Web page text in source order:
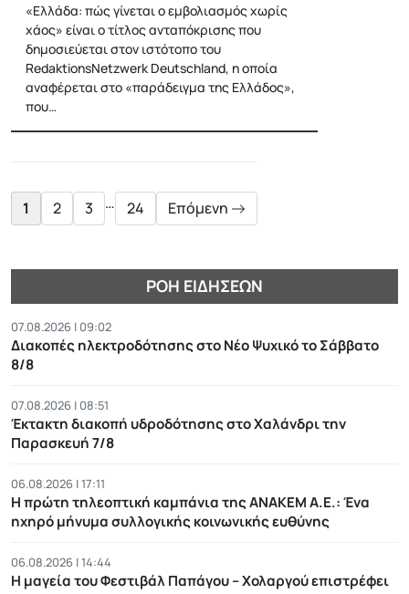
«Ελλάδα: πώς γίνεται ο εμβολιασμός χωρίς
χάος» είναι ο τίτλος ανταπόκρισης που
δημοσιεύεται στον ιστότοπο του
RedaktionsNetzwerk Deutschland, η οποία
αναφέρεται στο «παράδειγμα της Ελλάδος»,
που…
1 2 3 … 24 Επόμενη
ΡΟΉ ΕΙΔΉΣΕΩΝ
07.08.2026 | 09:02
Διακοπές ηλεκτροδότησης στο Νέο Ψυχικό το Σάββατο
8/8
07.08.2026 | 08:51
Έκτακτη διακοπή υδροδότησης στο Χαλάνδρι την
Παρασκευή 7/8
06.08.2026 | 17:11
Η πρώτη τηλεοπτική καμπάνια της ΑΝΑΚΕΜ Α.Ε.: Ένα
ηχηρό μήνυμα συλλογικής κοινωνικής ευθύνης
06.08.2026 | 14:44
Η μαγεία του Φεστιβάλ Παπάγου – Χολαργού επιστρέφει